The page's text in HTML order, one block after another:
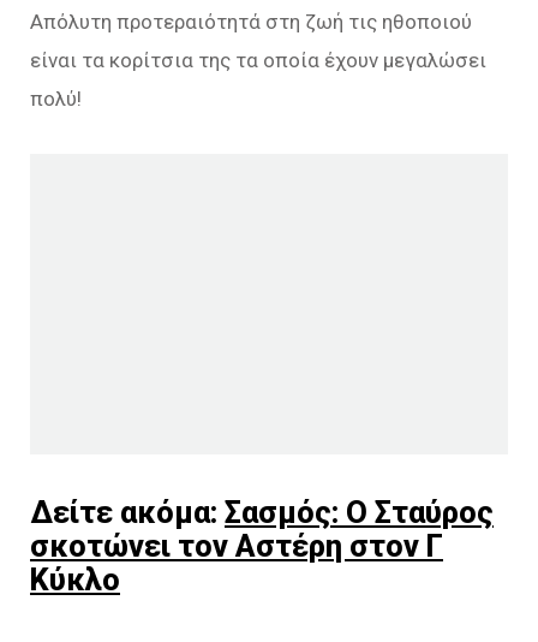
Απόλυτη προτεραιότητά στη ζωή τις ηθοποιού
είναι τα κορίτσια της τα οποία έχουν μεγαλώσει
πολύ!
Δείτε ακόμα: Σασμός: Ο Σταύρος
σκοτώνει τον Αστέρη στον Γ
Κύκλο